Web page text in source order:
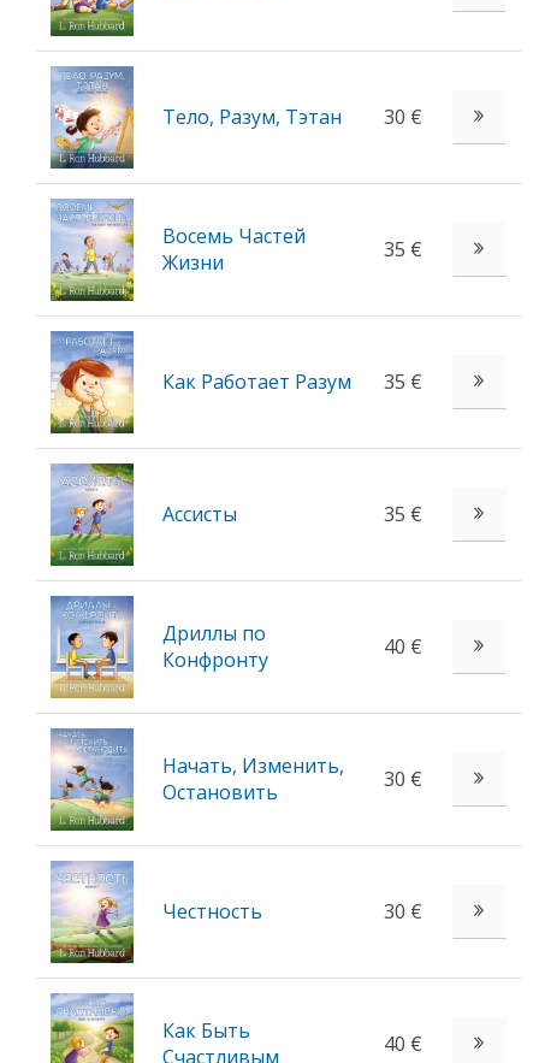
Тело, Разум, Тэтан 30 €
Восемь Частей
Жизни
35 €
Как Работает Разум 35 €
Ассисты 35 €
Дриллы по
Конфронту
40 €
Начать, Изменить,
Остановить
30 €
Честность 30 €
Как Быть
Счастливым
40 €